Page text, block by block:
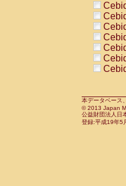
本データベース
© 2013 Japan
公益財団法人
登録:平成19年